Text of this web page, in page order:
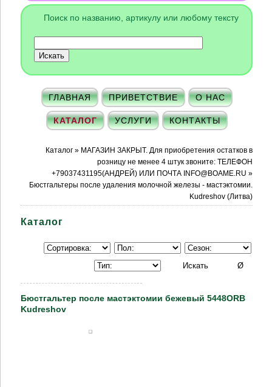
Поиск по названию, артикулу или любому тексту
ГЛАВНАЯ ПРИВЕТСТВИЕ О НАС
КАТАЛОГ УСЛУГИ КОНТАКТЫ
Каталог » МАГАЗИН ЗАКРЫТ. Для приобретения остатков в
розницу не менее 4 штук звоните: ТЕЛЕФОН
+79037431195(АНДРЕЙ) ИЛИ ПОЧТА INFO@BOAME.RU »
Бюстгальтеры после удаления молочной железы - мастэктомии.
Kudreshov (Литва)
Каталог
Бюстгальтер после мастэктомии бежевый 5448ORB
Kudreshov